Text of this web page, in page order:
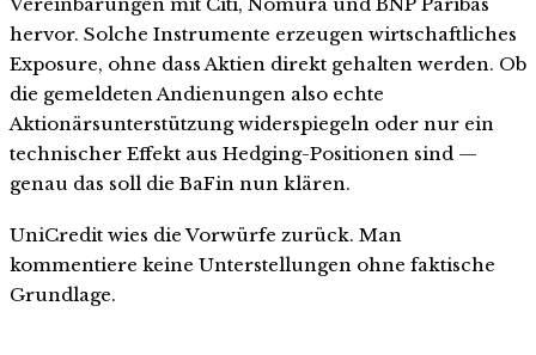
hervor. Solche Instrumente erzeugen wirtschaftliches
Exposure, ohne dass Aktien direkt gehalten werden. Ob
die gemeldeten Andienungen also echte
Aktionärsunterstützung widerspiegeln oder nur ein
technischer Effekt aus Hedging-Positionen sind —
genau das soll die BaFin nun klären.
UniCredit wies die Vorwürfe zurück. Man
kommentiere keine Unterstellungen ohne faktische
Grundlage.